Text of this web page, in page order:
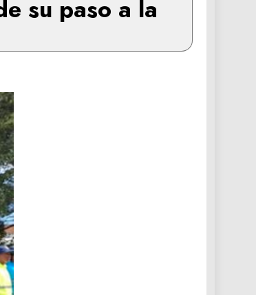
su paso a la